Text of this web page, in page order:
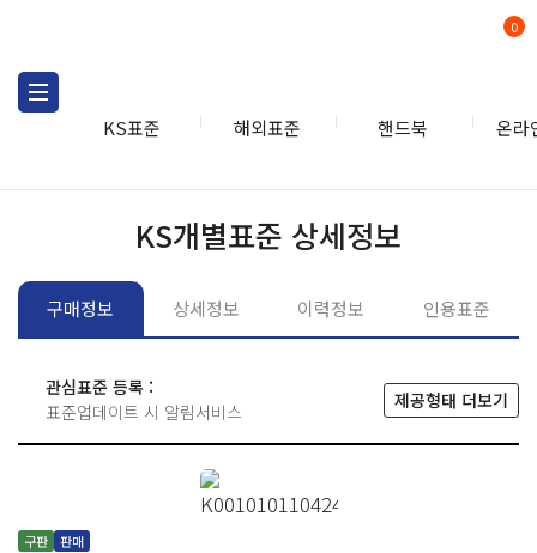
KS표준 해외표준 핸드북 온라
0
KS개별표준 상세정보
구매정보 상세정보 이력정보 인용표준
관심표준 등록 :
표준업데이트 시 알림서비스
제공형태 더보기
구판 판매